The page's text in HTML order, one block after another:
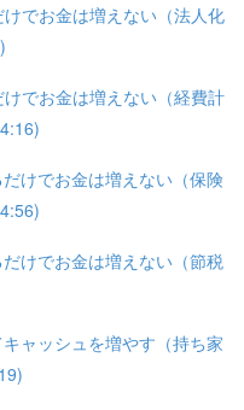
でお金は増えない（法人化
でお金は増えない（経費計
けでお金は増えない（保険
けでお金は増えない（節税
ャッシュを増やす（持ち家